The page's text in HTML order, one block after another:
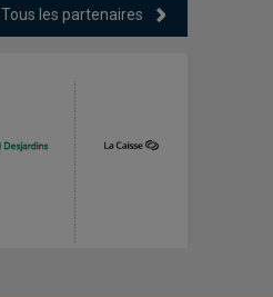
Tous les partenaires